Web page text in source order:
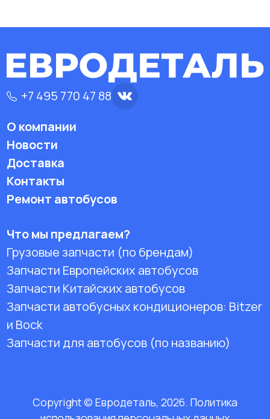
+7 495 770 47 88
О компании
Новости
Доставка
Контакты
Ремонт автобусов
Что мы предлагаем?
Грузовые запчасти (по брендам)
Запчасти Европейских автобусов
Запчасти Китайских автобусов
Запчасти автобусных кондиционеров: Bitzer
и Bock
Запчасти для автобусов (по названию)
Copyright © Евродеталь, 2026. Политика